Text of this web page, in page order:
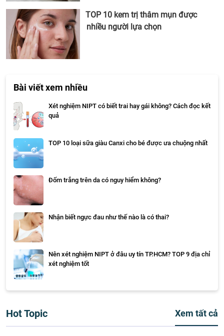
TOP 10 kem trị thâm mụn được
nhiều người lựa chọn
Bài viết xem nhiều
Xét nghiệm NIPT có biết trai hay gái không? Cách đọc kết
quả
TOP 10 loại sữa giàu Canxi cho bé được ưa chuộng nhất
Đốm trắng trên da có nguy hiểm không?
Nhận biết ngực đau như thế nào là có thai?
Nên xét nghiệm NIPT ở đâu uy tín TP.HCM? TOP 9 địa chỉ
xét nghiệm tốt
Hot Topic Xem tất cả